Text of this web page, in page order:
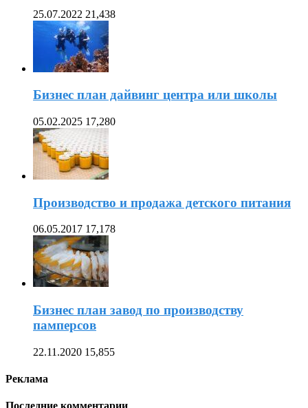
25.07.2022 21,438
Бизнес план дайвинг центра или школы
05.02.2025 17,280
Производство и продажа детского питания
06.05.2017 17,178
Бизнес план завод по производству
памперсов
22.11.2020 15,855
Реклама